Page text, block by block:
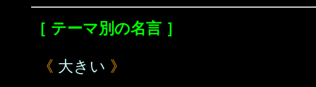
［ テーマ別の名言 ］
《 大きい 》